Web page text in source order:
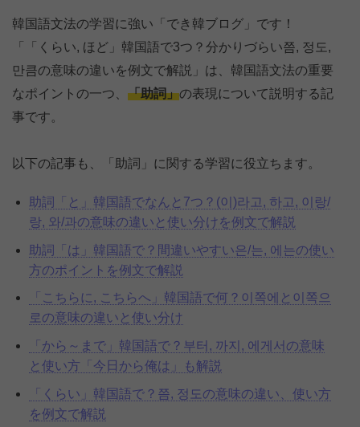
韓国語文法の学習に強い「でき韓ブログ」です！
「「くらい, ほど」韓国語で3つ？分かりづらい쯤, 정도,
만큼の意味の違いを例文で解説」は、韓国語文法の重要
なポイントの一つ、 「助詞」の表現について説明する記
事です。
以下の記事も、「助詞」に関する学習に役立ちます。
助詞「と」韓国語でなんと7つ？(이)라고, 하고, 이랑/
랑, 와/과の意味の違いと使い分けを例文で解説
助詞「は」韓国語で？間違いやすい은/는, 에는の使い
方のポイントを例文で解説
「こちらに, こちらへ」韓国語で何？이쪽에と이쪽으
로の意味の違いと使い分け
「から～まで」韓国語で？부터, 까지, 에게서の意味
と使い方「今日から俺は」も解説
「くらい」韓国語で？쯤, 정도の意味の違い、使い方
を例文で解説